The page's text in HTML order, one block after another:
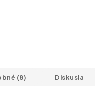
(8) Diskusia